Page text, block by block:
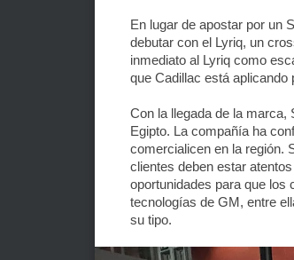
En lugar de apostar por un
debutar con el Lyriq, un
inmediato al Lyriq como
que Cadillac está
Con la llegada de la
Egipto. La compañía ha
comercialicen en la región.
clientes deben estar
oportunidades para que los
tecnologías de GM, entre
su tipo.